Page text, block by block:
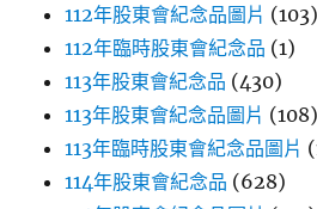
112年股東會紀念品圖片 (103)
112年臨時股東會紀念品 (1)
113年股東會紀念品 (430)
113年股東會紀念品圖片 (108)
113年臨時股東會紀念品圖片
114年股東會紀念品 (628)